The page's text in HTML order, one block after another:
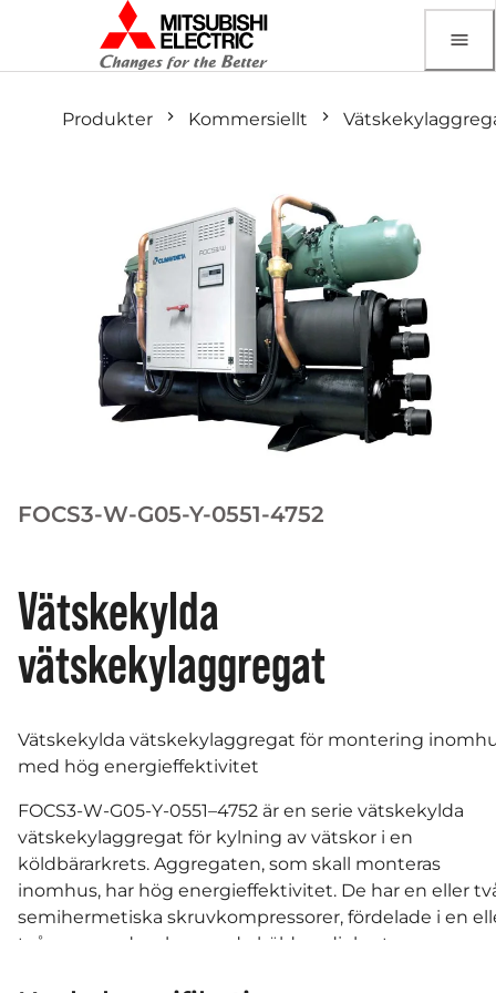
Produkter Kommersiellt
FOCS3-W-G05-Y-0551-4752
Vätskekylda
vätskekylaggregat
Vätskekylda vätskekylaggregat för montering
med hög energieffektivitet
FOCS3-W-G05-Y-0551–4752 är en serie vätskekylda
vätskekylaggregat för kylning av vätskor i en
köldbärarkrets. Aggregaten, som skall monteras
inomhus, har hög energieffektivitet. De har en eller
semihermetiska skruvkompressorer, fördelade i en
två av varandra oberoende köldmediekretsar,